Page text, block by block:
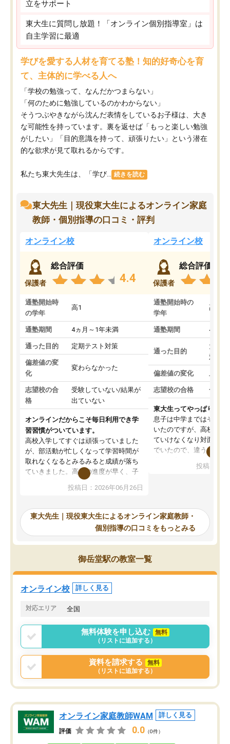
立をサポート
東大生に質問し放題！「オンライン個別指導室」は
自主学習に最適
学びを愛する人材を育てる塾！知的好奇心を育
て、主体的に学べる人へ
「学校の勉強って、なんだかつまらない」
「何のために勉強しているのかわからない」
そうつぶやきながら沈んだ表情をしているお子様は、大き
な可能性を持っています。裏を返せば「もっと楽しい勉強
がしたい」「目的意識を持って、頑張りたい」という潜在
的な欲求が見て取れるからです。
私たち東大先生は、「学び... 続きを読む
東大先生｜現役東大生によるオンライン家庭
教師・個別指導の口コミ・評判
オンライン校
保護者
総合評価
4.4
通塾開始時
の学年
高1
通塾期間 4ヵ月～1年未満
通った目的 定期テスト対策
偏差値の変
化
変わらなかった
志望校の合
格
受験していない/結果が
出ていない
オンラインだからこそ毎日利用でき学
習習慣がついています。
高校入学してすぐは頑張っていました
が、部活動が忙しくなって学習時間が
取れなくなるとみるみると成績が落ち
ていきました。高校の進度が早く、子
供も家に帰って勉強の話すると嫌な反
応を示します。東大先生にお願いして
れるので、親としても安心です。毎日
使える自習室とかもあり、わからない
ところがあれば先生が回答してくれる
のも重宝しています。
投稿日：2026年06月26日
オンライン校
保護者
総合評価
通塾開始時の
学年
高3
通塾期間 4ヵ月
通った目的
大学
対策
偏差値の変化 上が
志望校の合格 合格
東大生ってやっぱりすご
息子は中学まではそこそ
いたのですが、高校に入
ていけなくなり対面の塾
でいたので、違うアプロ
で、当初は模試でD判定
自習室が毎日使えていつ
るのが心強かったよう
謝です。
投稿日：
東大先生｜現役東大生によるオンライン家庭教師・
個別指導の口コミをもっとみる
御岳堂駅の教室一覧
オンライン校 詳しく見る
対応エリア 全国
無料体験を申し込む
無料
（リストに追加する）
資料を請求する
無料
（リストに追加する）
オンライン家庭教師WAM 詳しく見る
評価 0.0 （0件）